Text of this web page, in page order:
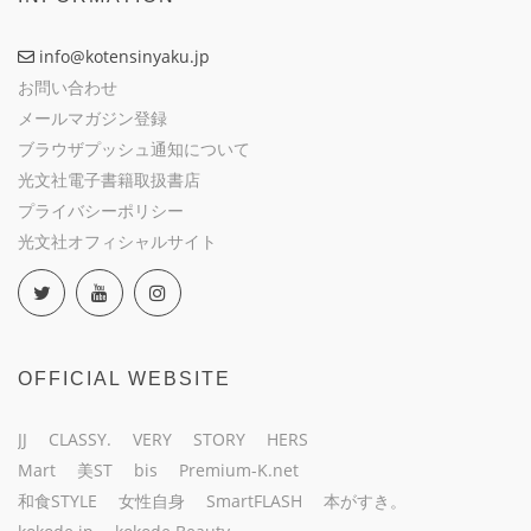
info@kotensinyaku.jp
お問い合わせ
メールマガジン登録
ブラウザプッシュ通知について
光文社電子書籍取扱書店
プライバシーポリシー
光文社オフィシャルサイト
OFFICIAL WEBSITE
JJ CLASSY. VERY STORY
HERS
Mart
美ST bis
Premium-K.net
和食STYLE
女性自身 SmartFLASH
本がすき。